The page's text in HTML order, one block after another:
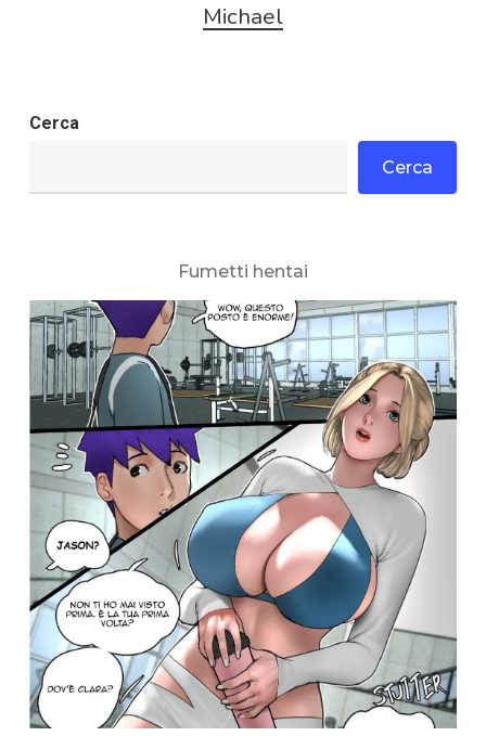
Michael
Cerca
Cerca
Fumetti hentai